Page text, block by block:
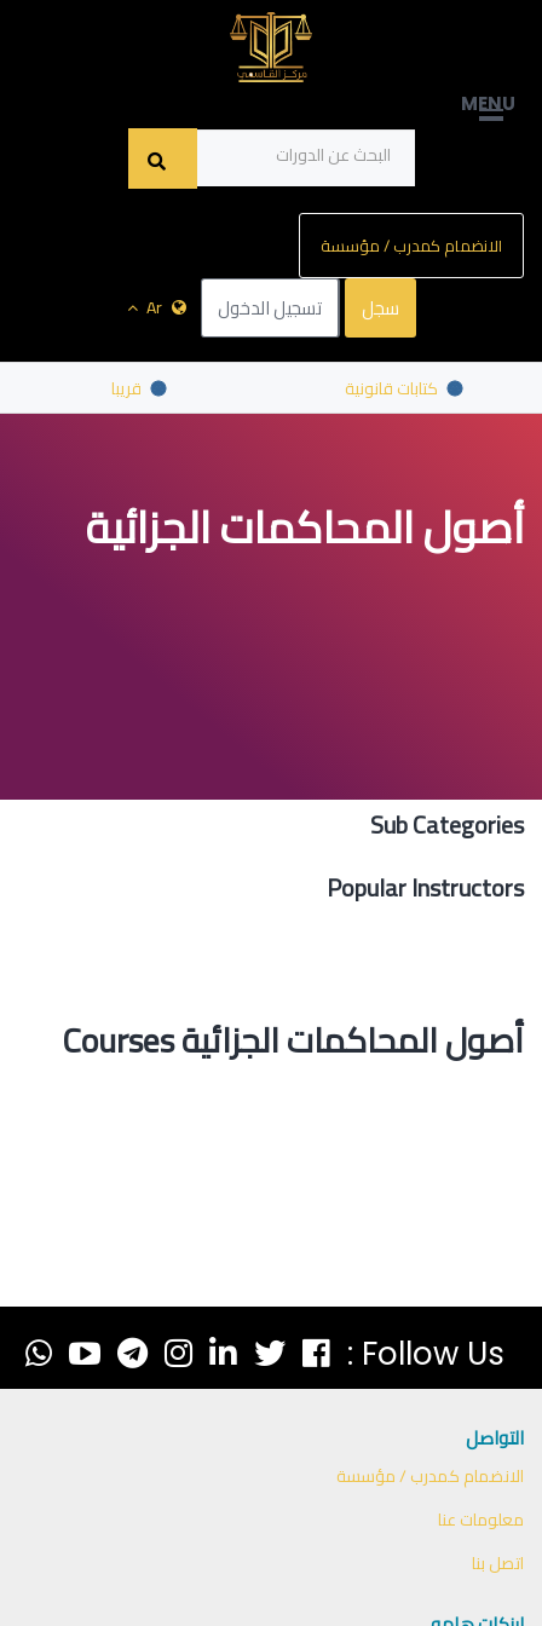
MENU
الانضمام كمدرب / مؤسسة
سجل تسجيل الدخول Ar
كتابات قانونية قريبا
أصول المحاكمات الجزائية
Sub Categories
Popular Instructors
أصول المحاكمات الجزائية Courses
Follow Us :
التواصل
الانضمام كمدرب / مؤسسة
معلومات عنا
اتصل بنا